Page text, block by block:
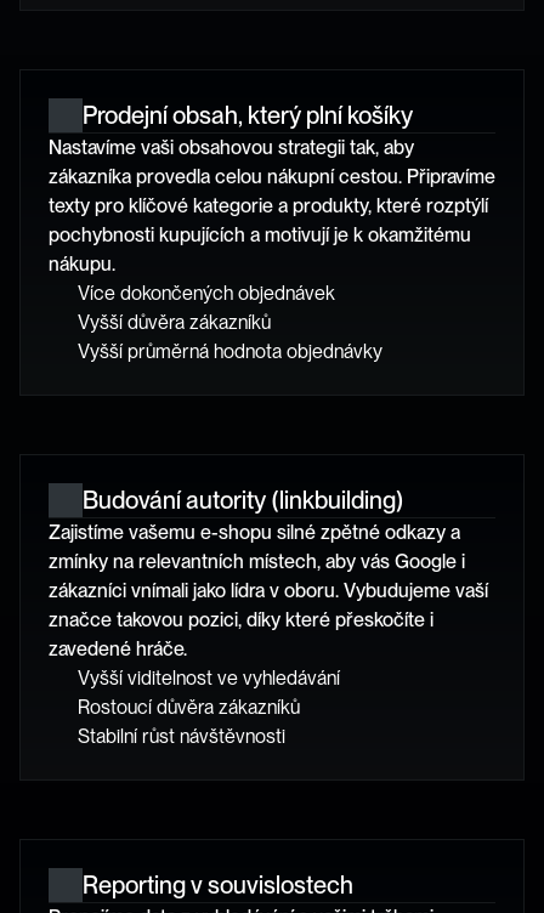
Prodejní obsah, který plní košíky
Nastavíme vaši obsahovou strategii tak, aby
zákazníka provedla celou nákupní cestou. Připravíme
texty pro klíčové kategorie a produkty, které rozptýlí
pochybnosti kupujících a motivují je k okamžitému
nákupu.
Více dokončených objednávek
Vyšší důvěra zákazníků
Vyšší průměrná hodnota objednávky
Budování autority (linkbuilding)
Zajistíme vašemu e-shopu silné zpětné odkazy a
zmínky na relevantních místech, aby vás Google i
zákazníci vnímali jako lídra v oboru. Vybudujeme vaší
značce takovou pozici, díky které přeskočíte i
zavedené hráče.
Vyšší viditelnost ve vyhledávání
Rostoucí důvěra zákazníků
Stabilní růst návštěvnosti
Reporting v souvislostech